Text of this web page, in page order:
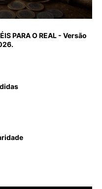
PARA O REAL - Versão